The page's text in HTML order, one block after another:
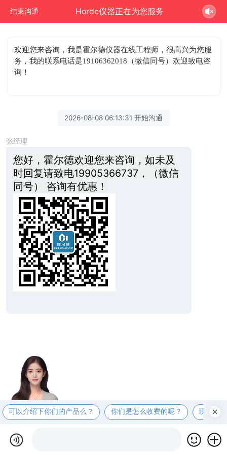
结束沟通 Horde仪器正在为您服务
欢迎您来咨询 ，我是霍尔德仪器在线工程师，很高兴为您服
务，我的联系电话是19106362018（微信同号）欢迎致电咨
询！
2026-08-08 06:13:31 开始沟通
张经理
您好，霍尔德欢迎您来咨询，如未及
时回复请致电19905366737，（微信
同号） 咨询有优惠！
可以介绍下你们的产品么？ 你们是怎么收费的呢？ 现在有